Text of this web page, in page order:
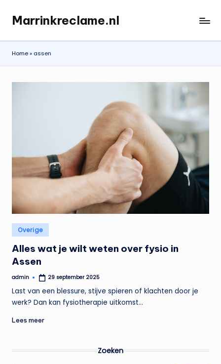
de
inhoud
Marrinkreclame.nl
Home» assen
Geplaatst
in
Overige
Alles wat je wilt weten over fysio in
Assen
Geplaatst
admin 29 september 2025
Last van een blessure, stijve spieren of klachten door je
werk? Dan kan fysiotherapie uitkomst…
Lees meer
Zoeken